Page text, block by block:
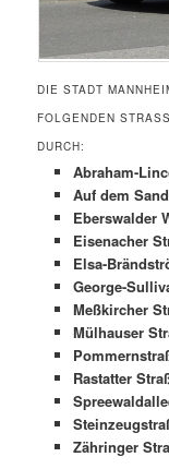
DIE STADT
FOLGENDEN
URCH:
Abraham-
Auf dem Sand
Eberswalder
Eisenacher
Elsa-
George-
Meßkircher
Mülhauser
Rastatter
Zähringer